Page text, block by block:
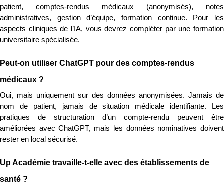
patient, comptes-rendus médicaux (anonymisés), notes
administratives, gestion d’équipe, formation continue. Pour les
aspects cliniques de l’IA, vous devrez compléter par une formation
universitaire spécialisée.
Peut-on utiliser ChatGPT pour des comptes-rendus
médicaux ?
Oui, mais uniquement sur des données anonymisées. Jamais de
nom de patient, jamais de situation médicale identifiante. Les
pratiques de structuration d’un compte-rendu peuvent être
améliorées avec ChatGPT, mais les données nominatives doivent
rester en local sécurisé.
Up Académie travaille-t-elle avec des établissements de
santé ?